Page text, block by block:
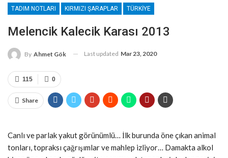
TADIM NOTLARI KIRMIZI ŞARAPLAR TÜRKIYE
Melencik Kalecik Karası 2013
By Ahmet Gök Last updated Mar 23, 2020
0
115
Share
Canlı ve parlak yakut görünümlü… İlk burunda öne çıkan animal
tonları, topraksı çağrışımlar ve mahlep izliyor… Damakta alkol